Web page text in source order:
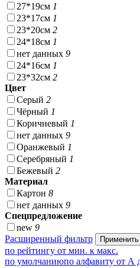
27*19см 1
23*17см 1
23*20см 2
24*18см 1
нет данных 9
24*16см 1
23*32см 2
Цвет
Серый 2
Чёрный 1
Коричневый 1
нет данных 9
Оранжевый 1
Серебряный 1
Бежевый 2
Материал
Картон 8
нет данных 9
Спецпредложение
new 9
Расширенный фильтр
по рейтингу от мин. к макс.
по умолчаниюпо алфавиту от А